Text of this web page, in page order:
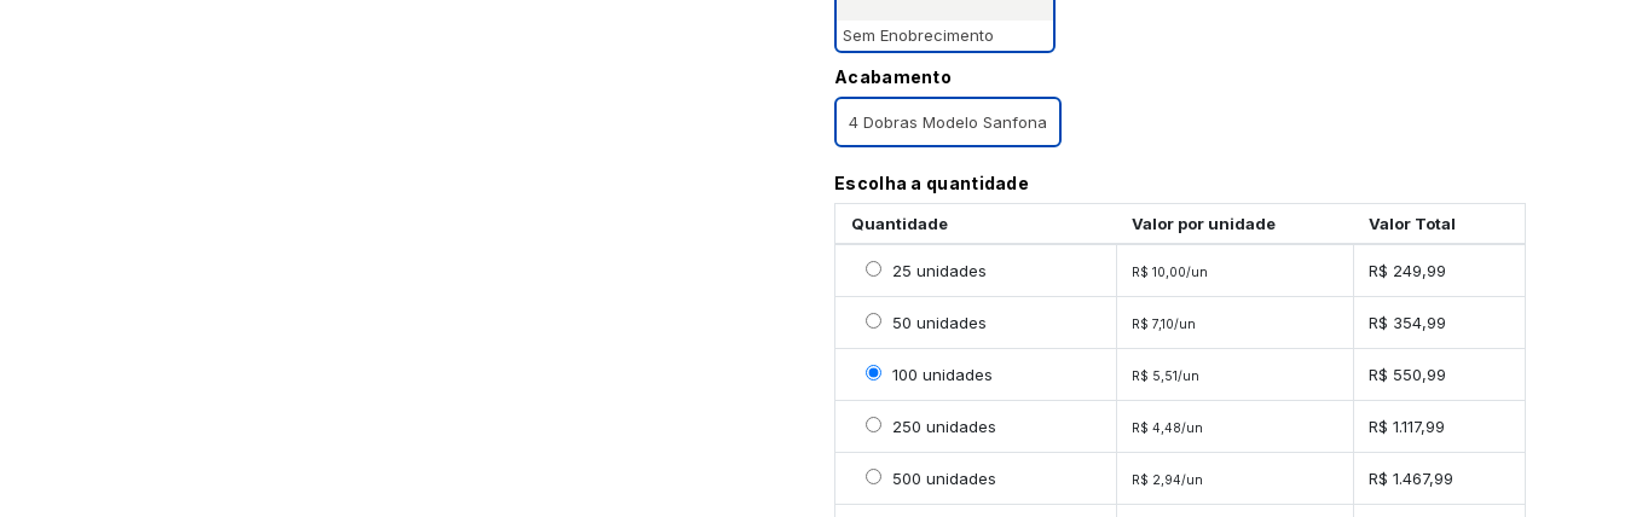
Sem Enobrecimento
Acabamento
4 Dobras Modelo Sanfona
Escolha a quantidade
Quantidade Valor por unidade Valor Total
Selecionar 25 unidades
25 unidades R$ 10,00/un R$ 249,99
Selecionar 50 unidades
50 unidades R$ 7,10/un R$ 354,99
Selecionar 100 unidades
100 unidades R$ 5,51/un R$ 550,99
Selecionar 250 unidades
250 unidades R$ 4,48/un R$ 1.117,99
Selecionar 500 unidades
500 unidades R$ 2,94/un R$ 1.467,99